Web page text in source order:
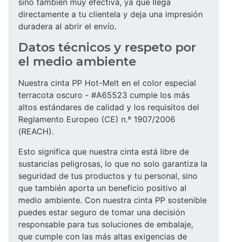
directamente a tu clientela y deja una impresión
duradera al abrir el envío.
Datos técnicos y respeto por
el medio ambiente
Nuestra cinta PP Hot-Melt en el color especial
terracota oscuro - #A65523 cumple los más
altos estándares de calidad y los requisitos del
Reglamento Europeo (CE) n.º 1907/2006
(REACH).
Esto significa que nuestra cinta está libre de
sustancias peligrosas, lo que no solo garantiza la
seguridad de tus productos y tu personal, sino
que también aporta un beneficio positivo al
medio ambiente. Con nuestra cinta PP sostenible
puedes estar seguro de tomar una decisión
responsable para tus soluciones de embalaje,
que cumple con las más altas exigencias de